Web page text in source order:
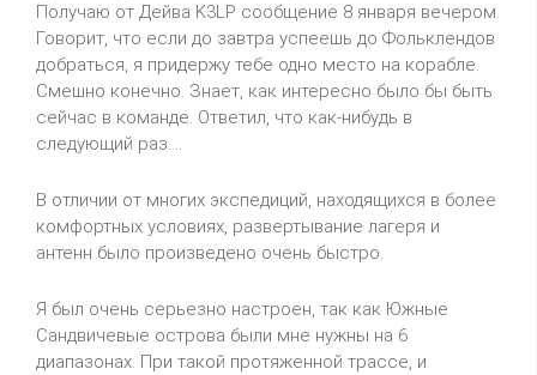
Получаю от Дейва K3LP сообщение 8 января вечером.
Говорит, что если до завтра успеешь до Фольклендов
добраться, я придержу тебе одно место на корабле.
Смешно конечно. Знает, как интересно было бы быть
сейчас в команде. Ответил, что как-нибудь в
следующий раз....
В отличии от многих экспедиций, находящихся в более
комфортных условиях, развертывание лагеря и
антенн было произведено очень быстро.
Я был очень серьезно настроен, так как Южные
Сандвичевые острова были мне нужны на 6
диапазонах. При такой протяженной трассе, и